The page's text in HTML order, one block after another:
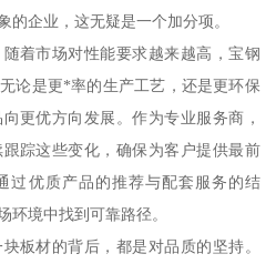
的企业，这无疑是一个加分项。
着市场对性能要求越来越高，宝钢
论是更*率的生产工艺，还是更环保
更优方向发展。作为专业服务商，
踪这些变化，确保为客户提供最前
过优质产品的推荐与配套服务的结
环境中找到可靠路径。
板材的背后，都是对品质的坚持。